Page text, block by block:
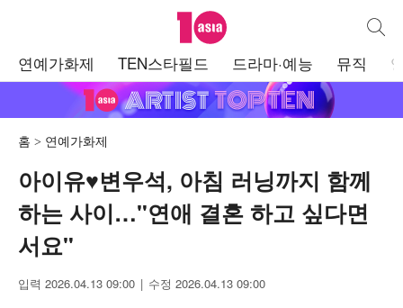
텐아시아 통합
연예가화제 TEN스타필드 드라마·예능 뮤직
홈 연예가화제
아이유♥변우석, 아침 러닝까지 함께
하는 사이…"연애 결혼 하고 싶다면
서요"
입력 2026.04.13 09:00 수정 2026.04.13 09:00